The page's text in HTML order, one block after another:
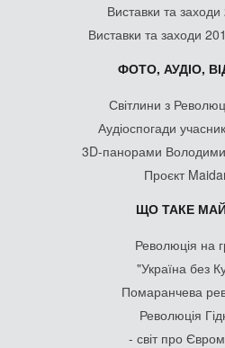
Виставки та
Виставки та заходи
ФОТО, АУДІО,
Світлини з
Аудіоспогади
3D-панорами
Проєкт
ЩО ТАКЕ
Революція на
"Україна без
Помаранчева
Революція
- світ про